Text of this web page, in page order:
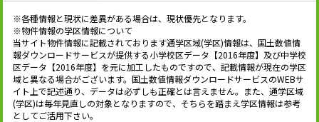
※各種情報と現状に差異がある場合は、現状優先となります。
※物件情報の学区情報について
当サイト物件情報に記載されております通学区域(学区)情報は、国土数値情
報ダウンロードサービスが提供する小学校区データ【2016年度】及び中学校
区データ【2016年度】を元に加工したものですので、記載情報が現在の学区
域と異なる場合がございます。国土数値情報ダウンロードサービスのWEBサ
イト上で記述通り、データは必ずしも正確とは言えません。また、通学区域
(学区)は毎年見直しの対象となりますので、そちらを踏まえ学区情報は参考
としてご活用下さい。